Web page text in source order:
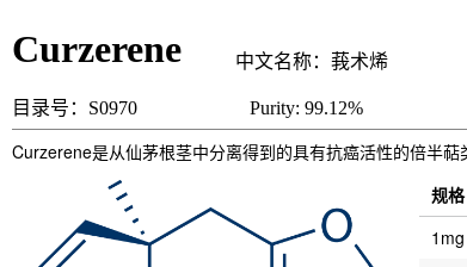
Curzerene 中文名称：莪术烯
目录号：S0970 Purity: 99.12%
Curzerene是从仙茅根茎中分离得到的具有抗癌活性的倍半
规格
1mg